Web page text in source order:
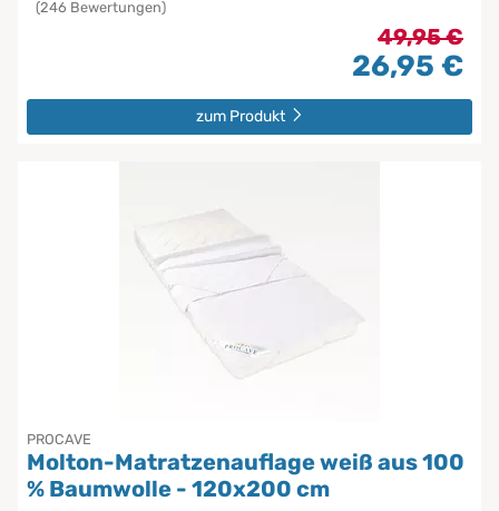
(246 Bewertungen)
49,95 €
26,95 €
zum Produkt
PROCAVE
Molton-Matratzenauflage weiß aus 100
% Baumwolle - 120x200 cm